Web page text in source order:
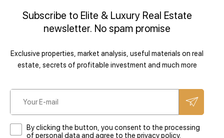
Subscribe to Elite & Luxury Real Estate
newsletter. No spam promise
Exclusive properties, market analysis, useful materials on real
estate, secrets of profitable investment and much more
By clicking the button, you consent to the processing
of personal data and agree to the privacy policy.